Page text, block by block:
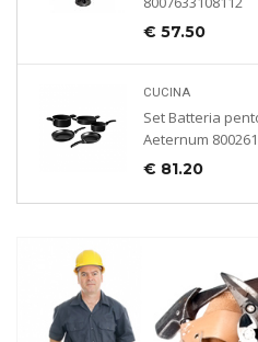
€ 57.50
CUCINA
Set Batteria
Aeternum
€ 81.20